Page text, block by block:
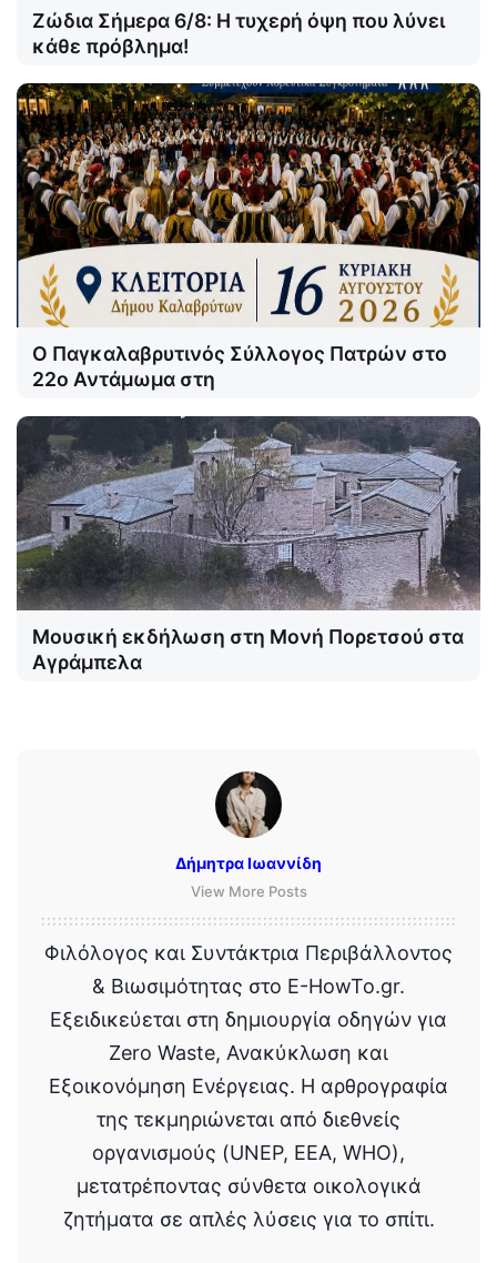
Ζώδια Σήμερα 6/8: Η τυχερή όψη που λύνει
κάθε πρόβλημα!
Ο Παγκαλαβρυτινός Σύλλογος Πατρών στο
22ο Αντάμωμα στη
Μουσική εκδήλωση στη Μονή Πορετσού στα
Αγράμπελα
Δήμητρα Ιωαννίδη
View More Posts
Φιλόλογος και Συντάκτρια Περιβάλλοντος
& Βιωσιμότητας στο E-HowTo.gr.
Εξειδικεύεται στη δημιουργία οδηγών για
Zero Waste, Ανακύκλωση και
Εξοικονόμηση Ενέργειας. Η αρθρογραφία
της τεκμηριώνεται από διεθνείς
οργανισμούς (UNEP, EEA, WHO),
μετατρέποντας σύνθετα οικολογικά
ζητήματα σε απλές λύσεις για το σπίτι.